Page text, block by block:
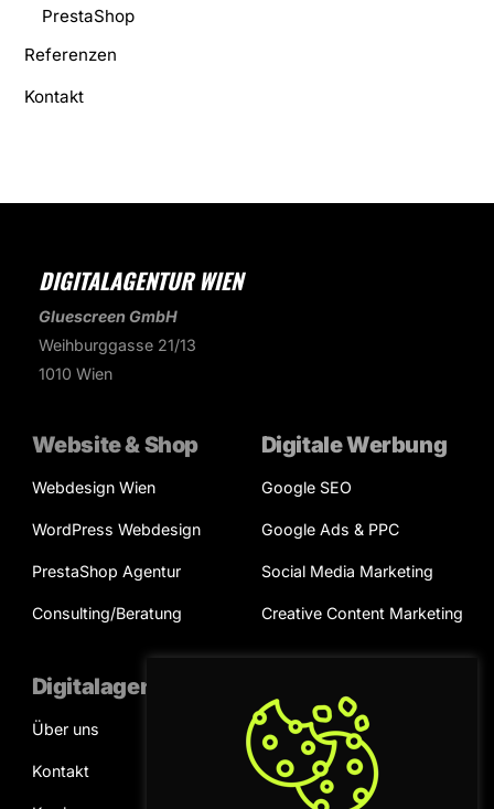
PrestaShop
Referenzen
Kontakt
DIGITALAGENTUR WIEN
Gluescreen GmbH
Weihburggasse 21/13
1010 Wien
Website & Shop
Webdesign Wien
WordPress Webdesign
PrestaShop Agentur
Consulting/Beratung
Digitale Werbung
Google SEO
Google Ads & PPC
Social Media Marketing
Creative Content Marketing
Digitalagentur
Über uns
Kontakt
Projektanfrage
Terminvereinbarung